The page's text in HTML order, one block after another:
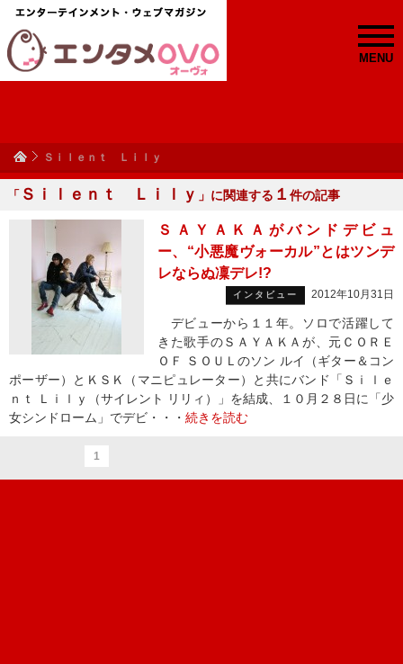
MENU
Ｓｉｌｅｎｔ Ｌｉｌｙ
「 Ｓｉｌｅｎｔ Ｌｉｌｙ 」に関連する １ 件の記事
ＳＡＹＡＫＡがバンドデビュ
ー、“小悪魔ヴォーカル”とはツンデ
レならぬ凜デレ!?
インタビュー 2012年10月31日
デビューから１１年。ソロで活躍して
きた歌手のＳＡＹＡＫＡが、元ＣＯＲＥ
ＯＦ ＳＯＵＬのソン ルイ（ギター＆コン
ポーザー）とＫＳＫ（マニピュレーター）と共にバンド「Ｓｉｌｅ
ｎｔ Ｌｉｌｙ（サイレント リリィ）」を結成、１０月２８日に「少
女シンドローム」でデビ・・・ 続きを読む
1